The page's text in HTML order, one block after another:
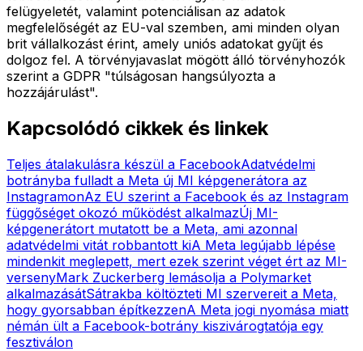
felügyeletét, valamint potenciálisan az adatok
megfelelőségét az EU-val szemben, ami minden olyan
brit vállalkozást érint, amely uniós adatokat gyűjt és
dolgoz fel. A törvényjavaslat mögött álló törvényhozók
szerint a GDPR "túlságosan hangsúlyozta a
hozzájárulást".
Kapcsolódó cikkek és linkek
Teljes átalakulásra készül a FacebookAdatvédelmi
botrányba fulladt a Meta új MI képgenerátora az
InstagramonAz EU szerint a Facebook és az Instagram
függőséget okozó működést alkalmazÚj MI-
képgenerátort mutatott be a Meta, ami azonnal
adatvédelmi vitát robbantott kiA Meta legújabb lépése
mindenkit meglepett, mert ezek szerint véget ért az MI-
versenyMark Zuckerberg lemásolja a Polymarket
alkalmazásátSátrakba költözteti MI szervereit a Meta,
hogy gyorsabban építkezzenA Meta jogi nyomása miatt
némán ült a Facebook-botrány kiszivárogtatója egy
fesztiválon